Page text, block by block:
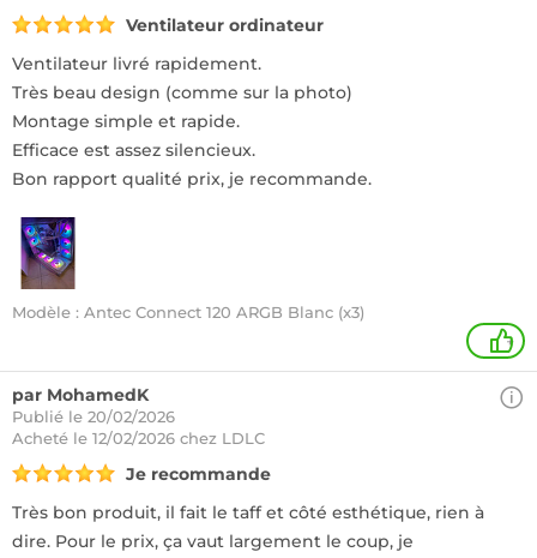
Ventilateur ordinateur
Ventilateur livré rapidement.
Très beau design (comme sur la photo)
Montage simple et rapide.
Efficace est assez silencieux.
Bon rapport qualité prix, je recommande.
Modèle : Antec Connect 120 ARGB Blanc (x3)
+
par MohamedK
Publié le 20/02/2026
Acheté le 12/02/2026 chez LDLC
Je recommande
Très bon produit, il fait le taff et côté esthétique, rien à
dire. Pour le prix, ça vaut largement le coup, je